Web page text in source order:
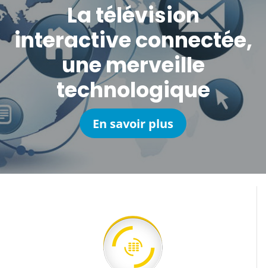
La télévision
interactive connectée,
une merveille
technologique
En savoir plus